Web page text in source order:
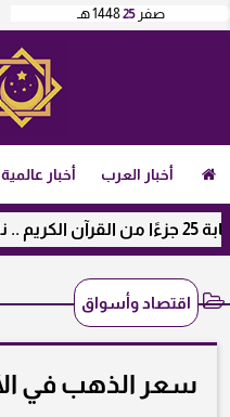
صفر 251448 هـ
أخبار العرب أخبار عالمية
اقتصاد وأسواق